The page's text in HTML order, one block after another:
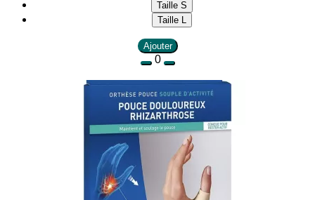
Taille S
Taille L
Ajouter
0